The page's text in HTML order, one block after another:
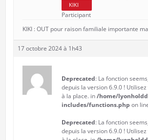
KIKI
Participant
KIKI : OUT pour raison familiale importante
17 octobre 2024 à 1h43
Deprecated: La fonction
depuis la version 6.9.0 ! Utilisez
à la place. in/home/
includes/functions.php on
Deprecated: La fonction
depuis la version 6.9.0 ! Utilisez